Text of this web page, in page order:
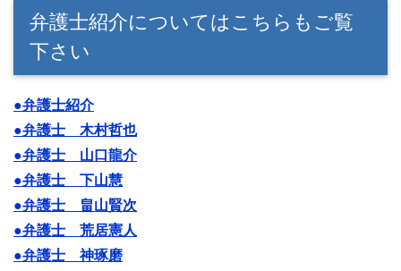
弁護士紹介についてはこちらもご覧
下さい
●弁護士紹介
●弁護士 木村哲也
●弁護士 山口龍介
●弁護士 下山慧
●弁護士 畠山賢次
●弁護士 荒居憲人
●弁護士 神琢磨